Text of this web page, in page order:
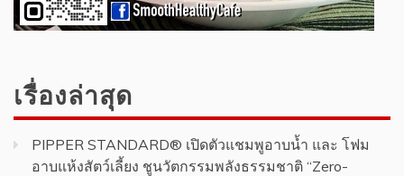
เรื่องล่าสุด
PIPPER STANDARD® เปิดตัวแชมพูอาบน้ำ และ โฟม
อาบแห้งสัตว์เลี้ยง ชูนวัตกรรมพลังธรรมชาติ “Zero-